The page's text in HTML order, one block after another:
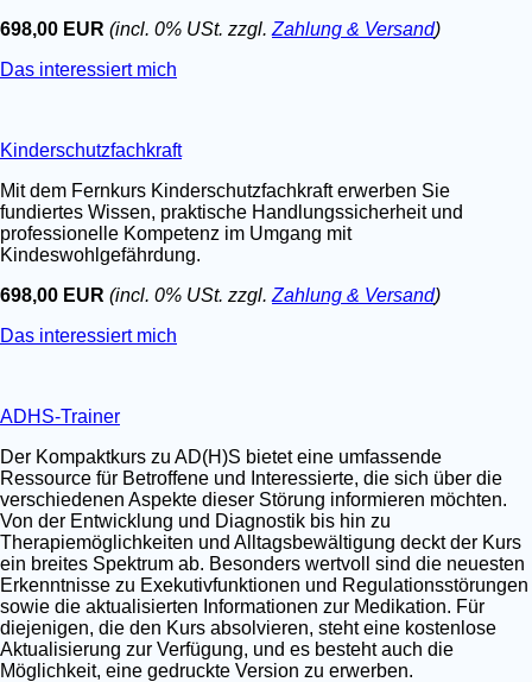
698,00 EUR (incl. 0% USt. zzgl. Zahlung & Versand)
Das interessiert mich
Kinderschutzfachkraft
Mit dem Fernkurs Kinderschutzfachkraft erwerben Sie
fundiertes Wissen, praktische Handlungssicherheit und
professionelle Kompetenz im Umgang mit
Kindeswohlgefährdung.
698,00 EUR (incl. 0% USt. zzgl. Zahlung & Versand)
Das interessiert mich
ADHS-Trainer
Der Kompaktkurs zu AD(H)S bietet eine umfassende
Ressource für Betroffene und Interessierte, die sich über die
verschiedenen Aspekte dieser Störung informieren möchten.
Von der Entwicklung und Diagnostik bis hin zu
Therapiemöglichkeiten und Alltagsbewältigung deckt der Kurs
ein breites Spektrum ab. Besonders wertvoll sind die neuesten
Erkenntnisse zu Exekutivfunktionen und Regulationsstörungen
sowie die aktualisierten Informationen zur Medikation. Für
diejenigen, die den Kurs absolvieren, steht eine kostenlose
Aktualisierung zur Verfügung, und es besteht auch die
Möglichkeit, eine gedruckte Version zu erwerben.